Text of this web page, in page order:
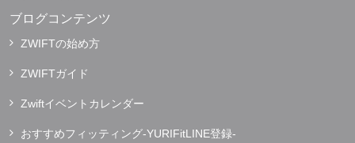
ブログコンテンツ
ZWIFTの始め方
ZWIFTガイド
Zwiftイベントカレンダー
おすすめフィッティング-YURIFitLINE登録-